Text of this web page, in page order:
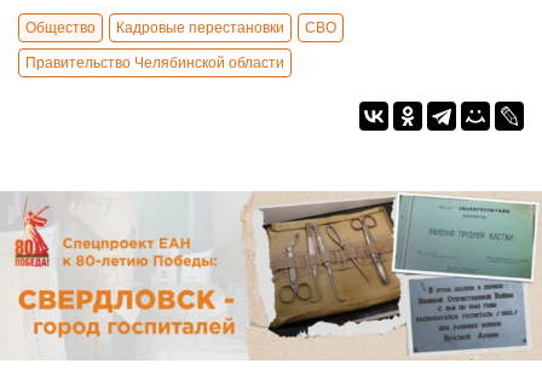
Общество Кадровые перестановки СВО
Правительство Челябинской области